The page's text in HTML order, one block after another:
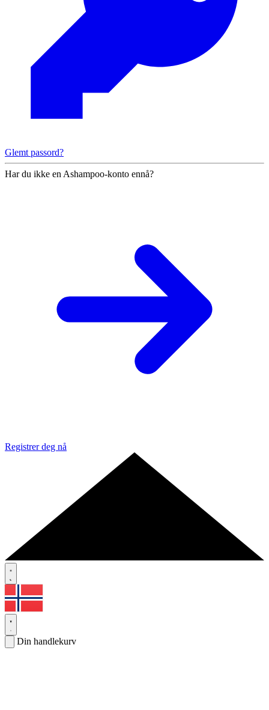
Glemt passord?
Har du ikke en Ashampoo-konto ennå?
Registrer deg nå
Din handlekurv